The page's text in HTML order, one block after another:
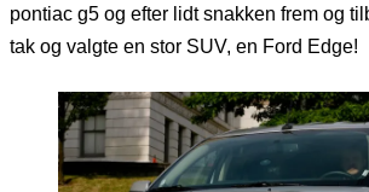
pontiac g5 og efter lidt snakken frem og
tak og valgte en stor SUV, en Ford Edge!